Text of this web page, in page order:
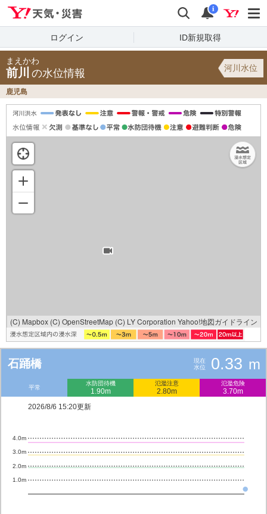
検索 通知
i
ログイン ID新規取得
まえかわ
前川 の水位情報 河川水位
鹿児島
(C) Mapbox (C) OpenStreetMap (C) LY Corporation Yahoo!地図ガイドライン
石踊橋
現在
水位
0.33 m
平常
水防団待機
1.90m
氾濫注意
2.80m
氾濫危険
3.70m
2026/8/6 15:20更新
1.0m
2.0m
3.0m
4.0m